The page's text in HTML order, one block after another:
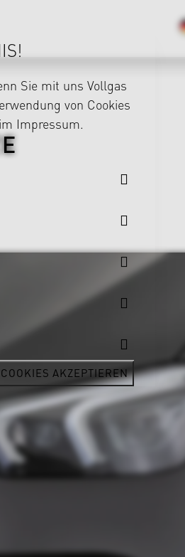
Sie mit uns Vollgas
von Cookies
Impressum.
AKZEPTIEREN